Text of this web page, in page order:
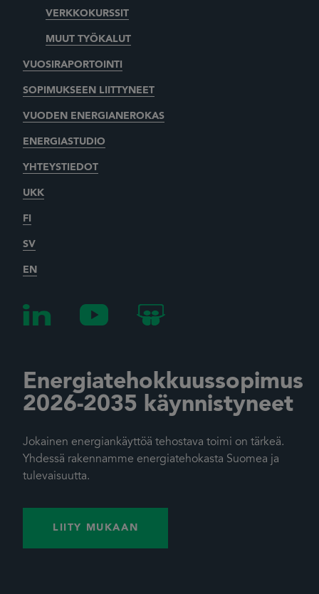
VERKKOKURSSIT
MUUT TYÖKALUT
VUOSIRAPORTOINTI
SOPIMUKSEEN LIITTYNEET
VUODEN ENERGIANEROKAS
ENERGIASTUDIO
YHTEYSTIEDOT
UKK
FI
SV
EN
Energiatehokkuussopimus
2026-2035 käynnistyneet
Jokainen energiankäyttöä tehostava toimi on tärkeä.
Yhdessä rakennamme energiatehokasta Suomea ja
tulevaisuutta.
LIITY MUKAAN